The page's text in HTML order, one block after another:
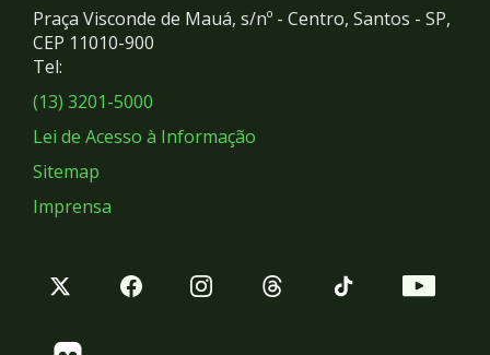
Redes
Sociais
Praça Visconde de Mauá, s/nº - Centro, Santos - SP,
CEP 11010-900
Tel:
(13) 3201-5000
Lei de Acesso à Informação
Sitemap
Imprensa